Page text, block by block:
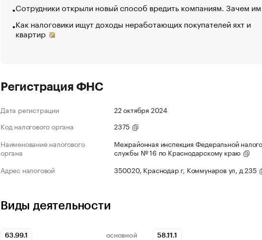
Сотрудники открыли новый способ вредить компаниям. Зачем
Как налоговики ищут доходы неработающих покупателей яхт и
квартир
Регистрация ФНС
Дата регистрации
22 октября 2024
Код налогового органа
2375
Наименование налогового
органа
Межрайонная инспекция Федеральной
службы № 16 по Краснодарскому краю
Адрес налоговой
350020, Краснодар г, Коммунаров ул, д 235
Виды деятельности
63.99.1 ОСНОВНОЙ 58.11.1